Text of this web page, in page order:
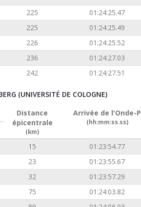
225 01:24:25.47
225 01:24:25.49
226 01:24:25.52
236 01:24:27.03
242 01:24:27.51
(UNIVERSITÉ DE COLOGNE)
Distance
épicentrale
(km)
Arrivée de l'Onde-P
(hh:mm:ss.ss)
15 01:23:54.77
23 01:23:55.67
32 01:23:57.29
75 01:24:03.82